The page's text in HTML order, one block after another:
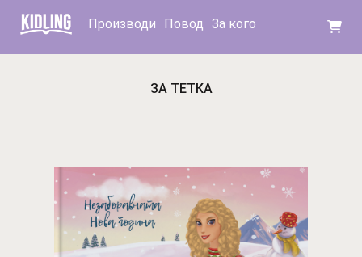
Производи Повод За кого
ЗА ТЕТКА